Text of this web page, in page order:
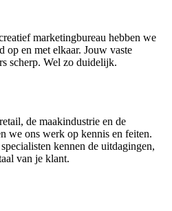
marketingbureau hebben we
op en met elkaar. Jouw vaste
scherp. Wel zo duidelijk.
de maakindustrie en de
we ons werk op kennis en feiten.
kennen de uitdagingen,
van je klant.